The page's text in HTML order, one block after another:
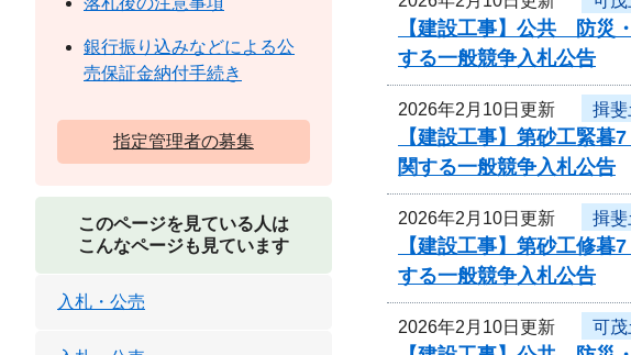
【建設工事】公共 防災
する一般競争入札公告
2026年2月10日更新 揖
【建設工事】第砂工緊
関する一般競争入札公告
2026年2月10日更新 揖
【建設工事】第砂工修
する一般競争入札公告
2026年2月10日更新 可
銀行振り込みなどによる公
売保証金納付手続き
指定管理者の募集
このページを見ている人は
こんなページも見ています
入札・公売